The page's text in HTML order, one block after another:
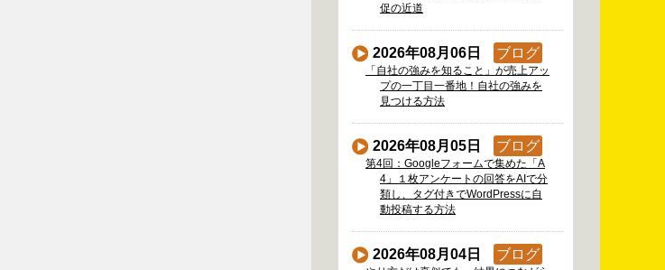
促の近道
2026年08月06日 ブログ
「自社の強みを知ること」が売上アッ
プの一丁目一番地！自社の強みを
見つける方法
2026年08月05日 ブログ
第4回：Googleフォームで集めた「A
4」１枚アンケートの回答をAIで分
類し、タグ付きでWordPressに自
動投稿する方法
2026年08月04日 ブログ